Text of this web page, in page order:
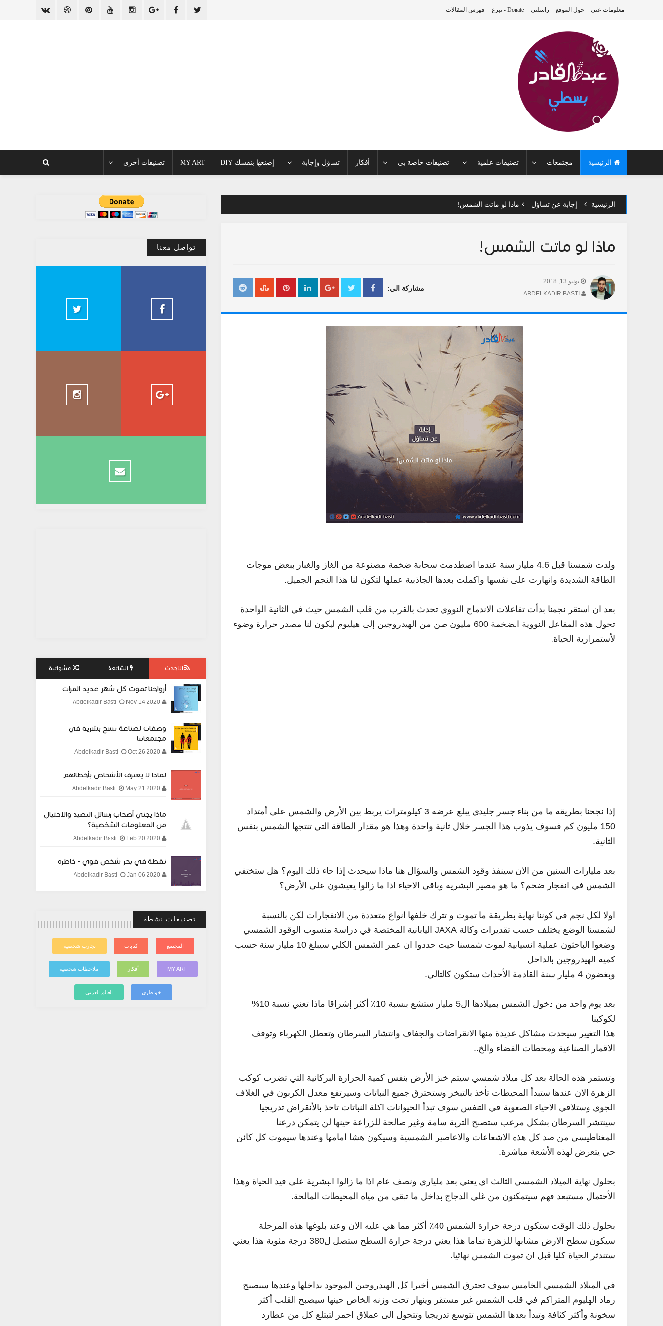
معلومات عني حول الموقع راسلني Donate - تبرع فهرس المقالات
الرئيسية مجتمعات تصنيفات علمية تصنيفات خاصة بي أفكار تساؤل وإجابة إصنعها بنفسك DIY MY ART تصنيفات أخرى
الرئيسية إجابة عن تساؤل ماذا لو ماتت الشمس!
ماذا لو ماتت الشمس!
يونيو 13, 2018
مشاركة الي:
ولدت شمسنا قبل 4.6 مليار سنة عندما اصطدمت سحابة ضخمة مصنوعة من الغاز والغبار ببعض موجات
الطاقة الشديدة وانهارت على نفسها واكملت بعدها الجاذبية عملها لتكون لنا هذا النجم الجميل.
بعد ان استقر نجمنا بدأت تفاعلات الاندماج النووي تحدث بالقرب من قلب الشمس حيث في الثانية الواحدة
تحول هذه المفاعل النووية الضخمة 600 مليون طن من الهيدروجين إلى هيليوم ليكون لنا مصدر حرارة وضوء
لأستمرارية الحياة.
إذا نجحنا بطريقة ما من بناء جسر جليدي يبلغ عرضه 3 كيلومترات يربط بين الأرض والشمس على أمتداد
150 مليون كم فسوف يذوب هذا الجسر خلال ثانية واحدة وهذا هو مقدار الطاقة التي تنتجها الشمس بنفس
الثانية.
بعد مليارات السنين من الان سينفذ وقود الشمس والسؤال هنا ماذا سيحدث إذا جاء ذلك اليوم؟ هل ستختفي
الشمس في انفجار ضخم؟ ما هو مصير البشرية وباقي الاحياء اذا ما زالوا يعيشون على الأرض؟
اولا لكل نجم في كوننا نهاية بطريقة ما تموت و تترك خلفها انواع متعددة من الانفجارات لكن بالنسبة
لشمسنا الوضع يختلف حسب تقديرات وكالة JAXA اليابانية المختصة في دراسة منسوب الوقود الشمسي
وضعوا الباحثون عملية انسيابية لموت شمسنا حيث حددوا ان عمر الشمس الكلي سيبلغ 10 مليار سنة حسب
كمية الهيدروجين بالداخل
وبغضون 4 مليار سنة القادمة الأحداث ستكون كالتالي.
بعد يوم واحد من دخول الشمس بميلادها ال5 مليار ستشع بنسبة 10٪ أكثر إشراقا ماذا تعني نسبة 10%
لكوكبنا
هذا التغيير سيحدث مشاكل عديدة منها الانقراضات والجفاف وانتشار السرطان وتعطل الكهرباء وتوقف
الاقمار الصناعية ومحطات الفضاء والخ..
وتستمر هذه الحالة بعد كل ميلاد شمسي سيتم خبز الأرض بنفس كمية الحرارة البركانية التي تضرب كوكب
الزهرة الان عندها ستبدأ المحيطات تأخذ بالتبخر وستحترق جميع النباتات وسيرتفع معدل الكربون في الغلاف
الجوي وستلاقي الاحياء الصعوبة في التنفس سوف تبدأ الحيوانات اكلة النباتات تاخذ بالأنقراض تدريجيا
سينتشر السرطان بشكل مرعب ستصبح التربة سامة وغير صالحة للزراعة حينها لن يتمكن درعنا
المغناطيسي من صد كل هذه الاشعاعات والاعاصير الشمسية وسيكون هشا امامها وعندها سيموت كل كائن
حي يتعرض لهذه الأشعة مباشرة.
بحلول نهاية الميلاد الشمسي الثالث اي يعني بعد ملياري ونصف عام اذا ما زالوا البشرية على قيد الحياة وهذا
الأحتمال مستبعد فهم سيتمكنون من غلي الدجاج بداخل ما تبقى من مياه المحيطات المالحة.
بحلول ذلك الوقت ستكون درجة حرارة الشمس 40٪ أكثر مما هي عليه الان وعند بلوغها هذه المرحلة
سيكون سطح الارض مشابها للزهرة تماما هذا يعني درجة حرارة السطح ستصل ل380 درجة مئوية هذا يعني
ستندثر الحياة كليا قبل ان تموت الشمس نهائيا.
في الميلاد الشمسي الخامس سوف تحترق الشمس أخيرا كل الهيدروجين الموجود بداخلها وعندها سيصبح
رماد الهليوم المتراكم في قلب الشمس غير مستقر وينهار تحت وزنه الخاص حينها سيصبح القلب أكثر
سخونة وأكثر كثافة وتبدأ بعدها الشمس تتوسع تدريجيا وتتحول الى عملاق احمر لتبتلع كل من عطارد
تواصل معنا
2.5k
1.5k
الاحدث الشائعة عشوائية
أرواحنا تموت كل شهر عديد المرات
Nov 14 2020
وصفات لصناعة نسخ بشرية في
مجتمعاتنا
Oct 26 2020
لماذا لا يعترف الأشخاص بأخطائهم
May 21 2020
ماذا يجني أصحاب رسائل التصيد والاحتيال
من المعلومات الشخصية؟
Feb 20 2020
نقطة في بحر شخص قوي - خاطره
Jan 06 2020
تصنيفات نشطة
المجتمع كتابات تجارب شخصية
MY ART أفكار ملاحظات شخصية
خواطري العالم العربي